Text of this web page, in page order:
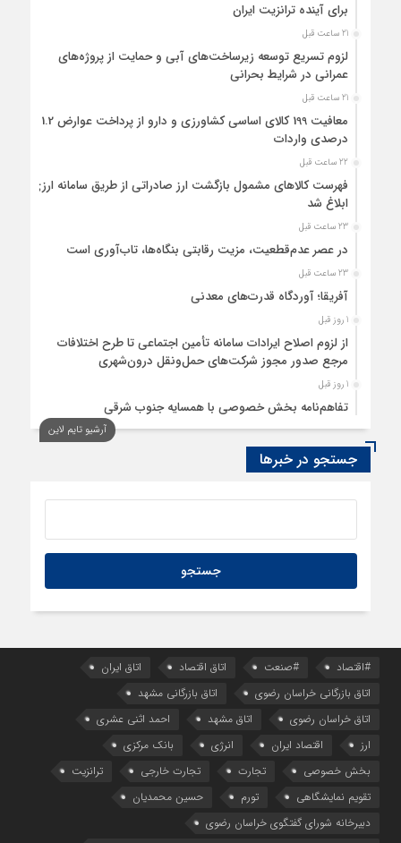
برای آینده ترانزیت ایران
21 ساعت قبل
لزوم تسریع توسعه زیرساخت‌های آبی و حمایت از پروژه‌های
عمرانی در شرایط بحرانی
21 ساعت قبل
معافیت 199 کالای اساسی کشاورزی و دارو از پرداخت عوارض 1.2
درصدی واردات
22 ساعت قبل
فهرست کالاهای مشمول بازگشت ارز صادراتی از طریق سامانه ارزی
ابلاغ شد
23 ساعت قبل
در عصر عدم‌قطعیت، مزیت رقابتی بنگاه‌ها، تاب‌آوری است
23 ساعت قبل
آفریقا؛ آوردگاه قدرت‌های معدنی
1 روز قبل
از لزوم اصلاح ایرادات سامانه تأمین اجتماعی تا طرح اختلافات
مرجع صدور مجوز شرکت‌های حمل‌ونقل درون‌شهری
1 روز قبل
تفاهم‌نامه بخش خصوصی با همسایه جنوب شرقی
1 روز قبل
سود اقتصاد‌ها از هوش مصنوعی
آرشیو تایم لاین
جستجو در خبرها
#اقتصاد #صنعت اتاق اقتصاد
اتاق ایران
اتاق بازرگانی خراسان رضوی
اتاق بازرگانی مشهد
اتاق خراسان رضوی
اتاق مشهد
احمد اثنی عشری
ارز
اقتصاد ایران انرژی
بانک مرکزی
بخش خصوصی
تجارت تجارت خارجی
ترانزیت
تقویم نمایشگاهی
تورم
حسین محمدیان
دبیرخانه شورای گفتگوی خراسان رضوی